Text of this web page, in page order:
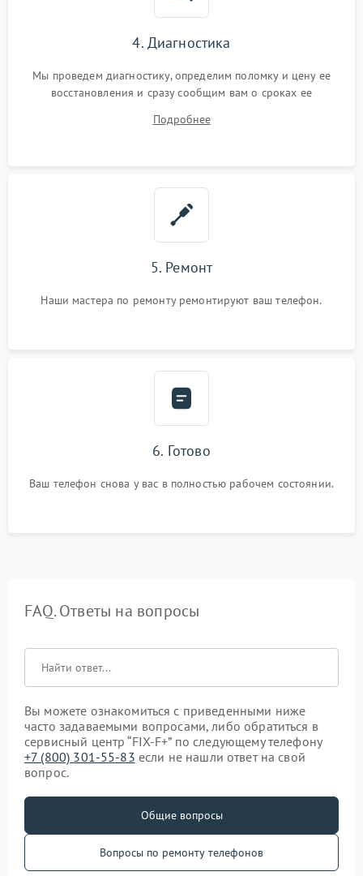
4. Диагностика
Мы проведем диагностику, определим поломку и цену ее
восстановления и сразу сообщим вам о сроках ее
Подробнее
5. Ремонт
Наши мастера по ремонту ремонтируют ваш телефон.
6. Готово
Ваш телефон снова у вас в полностью рабочем состоянии.
FAQ. Ответы на вопросы
Вы можете ознакомиться с приведенными ниже
часто задаваемыми вопросами, либо обратиться в
сервисный центр “FIX-F+” по следующему телефону
+7 (800) 301-55-83 если не нашли ответ на свой
вопрос.
Общие вопросы
Вопросы по ремонту телефонов